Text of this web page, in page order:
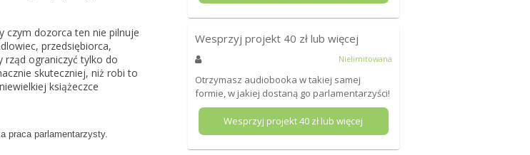
czym dozorca ten nie pilnuje
przedsiębiorca,
rząd ograniczyć tylko do
skuteczniej, niż robi to
książeczce
praca parlamentarzysty.
Wesprzyj projekt 40 zł lub więcej
Nielimitowana
Otrzymasz audiobooka w takiej samej
formie, w jakiej dostaną go parlamentarzyści!
Wesprzyj projekt40 zł lub więcej